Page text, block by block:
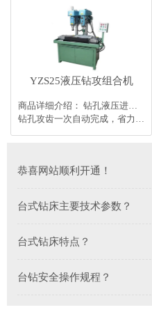
YZS25液压钻攻组合机
商品详细介绍： 钻孔液压进刀，攻齿丝套进刀变频调速，进给稳定。
钻孔攻齿一次自动完成，省力高效。也可单机使用。
恭喜网站顺利开通！
台式钻床主要技术参数？
台式钻床特点？
台钻安全操作规程？